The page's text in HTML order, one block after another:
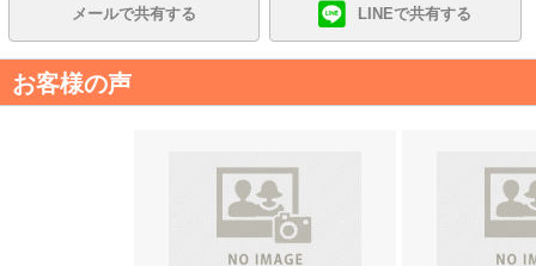
メールで共有する LINEで共有する
お客様の声